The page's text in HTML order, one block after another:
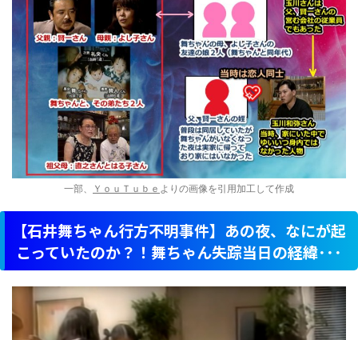
一部、 ＹｏｕＴｕｂｅ よりの画像を引用加工して作成
【石井舞ちゃん行方不明事件】あの夜、なにが起
こっていたのか？！舞ちゃん失踪当日の経緯･･･